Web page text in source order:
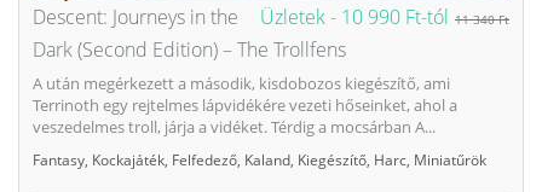
Üzletek - 10 990 Ft-tól 11 340 Ft
Descent: Journeys in the
Dark (Second Edition) – The Trollfens
A után megérkezett a második, kisdobozos kiegészítő, ami
Terrinoth egy rejtelmes lápvidékére vezeti hőseinket, ahol a
veszedelmes troll, járja a vidéket. Térdig a mocsárban A...
Fantasy, Kockajáték, Felfedező, Kaland, Kiegészítő, Harc, Miniatűrök